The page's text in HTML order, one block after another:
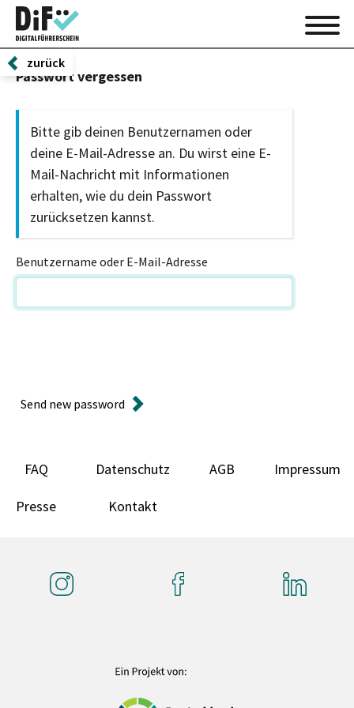
zurück
Passwort vergessen
Bitte gib deinen Benutzernamen oder
deine E-Mail-Adresse an. Du wirst eine E-
Mail-Nachricht mit Informationen
erhalten, wie du dein Passwort
zurücksetzen kannst.
Benutzername oder E-Mail-Adresse
Send new password
FAQ Datenschutz AGB Impressum
Presse Kontakt